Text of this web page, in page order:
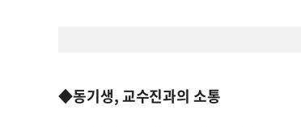
◆동기생, 교수진과의 소통